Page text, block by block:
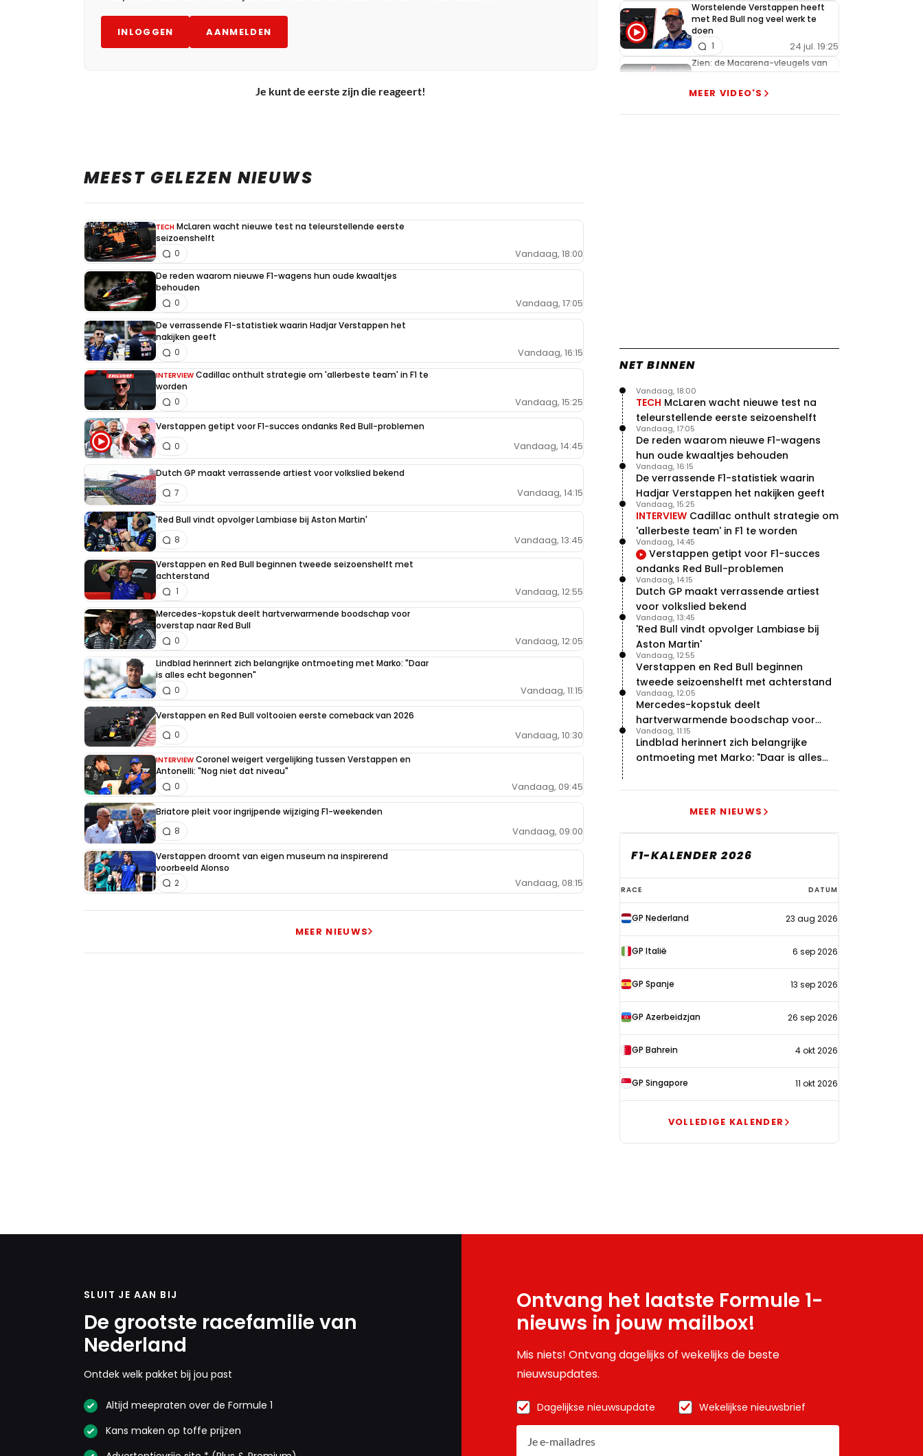
INLOGGEN AANMELDEN
Je kunt de eerste zijn die reageert!
Worstelende Verstappen heeft
met Red Bull nog veel werk te
doen
24 jul. 19:25
1
Zien: de Macarena-vleugels van
Red Bull, Ferrari en McLaren in
Zien: zo werkt de aangepaste
Red Bull lijkt hardnekkig lek nu
boven te hebben
MEER VIDEO'S
MEEST GELEZEN NIEUWS
TECH McLaren wacht nieuwe test na teleurstellende eerste
seizoenshelft
Vandaag, 18:00
0
De reden waarom nieuwe F1-wagens hun oude kwaaltjes
behouden
Vandaag, 17:05
0
De verrassende F1-statistiek waarin Hadjar Verstappen het
nakijken geeft
Vandaag, 16:15
0
INTERVIEW Cadillac onthult strategie om 'allerbeste team' in F1 te
worden
Vandaag, 15:25
0
Verstappen getipt voor F1-succes ondanks Red Bull-problemen
Vandaag, 14:45
0
Dutch GP maakt verrassende artiest voor volkslied bekend
Vandaag, 14:15
7
'Red Bull vindt opvolger Lambiase bij Aston Martin'
Vandaag, 13:45
8
Verstappen en Red Bull beginnen tweede seizoenshelft met
achterstand
Vandaag, 12:55
1
Mercedes-kopstuk deelt hartverwarmende boodschap voor
overstap naar Red Bull
Vandaag, 12:05
0
Lindblad herinnert zich belangrijke ontmoeting met Marko: "Daar
is alles echt begonnen"
Vandaag, 11:15
0
Verstappen en Red Bull voltooien eerste comeback van 2026
Vandaag, 10:30
0
INTERVIEW Coronel weigert vergelijking tussen Verstappen en
Antonelli: "Nog niet dat niveau"
Vandaag, 09:45
0
Briatore pleit voor ingrijpende wijziging F1-weekenden
Vandaag, 09:00
8
Verstappen droomt van eigen museum na inspirerend
voorbeeld Alonso
Vandaag, 08:15
2
MEER NIEUWS
NET BINNEN
TECH McLaren wacht nieuwe test na
teleurstellende eerste seizoenshelft
Vandaag, 18:00
De reden waarom nieuwe F1-wagens
hun oude kwaaltjes behouden
Vandaag, 17:05
De verrassende F1-statistiek waarin
Hadjar Verstappen het nakijken geeft
Vandaag, 16:15
INTERVIEW Cadillac onthult strategie om
'allerbeste team' in F1 te worden
Vandaag, 15:25
Verstappen getipt voor F1-succes
ondanks Red Bull-problemen
Vandaag, 14:45
Dutch GP maakt verrassende artiest
voor volkslied bekend
Vandaag, 14:15
'Red Bull vindt opvolger Lambiase bij
Aston Martin'
Vandaag, 13:45
Verstappen en Red Bull beginnen
tweede seizoenshelft met achterstand
Vandaag, 12:55
Mercedes-kopstuk deelt
hartverwarmende boodschap voor
overstap naar Red Bull
Vandaag, 12:05
Lindblad herinnert zich belangrijke
ontmoeting met Marko: "Daar is alles
Vandaag, 11:15
MEER NIEUWS
F1-KALENDER 2026
F1-
kalender
2026
RACE DATUM
GP Nederland 23 aug 2026
GP Italië 6 sep 2026
GP Spanje 13 sep 2026
GP Azerbeidzjan 26 sep 2026
GP Bahrein 4 okt 2026
GP Singapore 11 okt 2026
VOLLEDIGE KALENDER
SLUIT JE AAN BIJ
De grootste racefamilie van
Nederland
Ontdek welk pakket bij jou past
Altijd meepraten over de Formule 1
Kans maken op toffe prijzen
Ontvang het laatste Formule 1-
nieuws in jouw mailbox!
Mis niets! Ontvang dagelijks of wekelijks de beste
nieuwsupdates.
Dagelijkse nieuwsupdate Wekelijkse nieuwsbrief